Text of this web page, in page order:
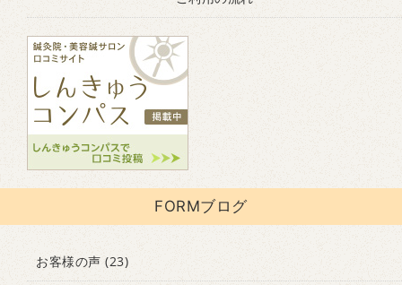
FORMブログ
お客様の声 (23)